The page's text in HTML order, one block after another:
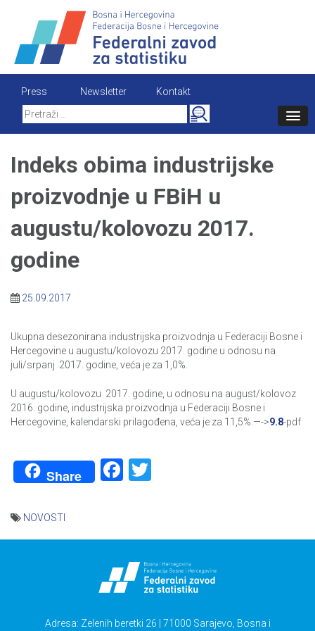
content
Press Newsletter
Kontakt
Search
for:
Indeks obima industrijske
proizvodnje u FBiH u
augustu/kolovozu 2017.
godine
25.09.2017
Ukupna desezonirana industrijska proizvodnja u Federaciji Bosne i
Hercegovine u augustu/kolovozu 2017. godine u odnosu na
juli/srpanj 2017. godine, veća je za 1,0%.
U augustu/kolovozu 2017. godine, u odnosu na august/kolovoz
2016. godine, industrijska proizvodnja u Federaciji Bosne i
Hercegovine, kalendarski prilagođena, veća je za 11,5%.—->9.8-pdf
Share Facebook
NOVOSTI
Adresa: Zelenih beretki 26 | 71000 Sarajevo, Bosna i